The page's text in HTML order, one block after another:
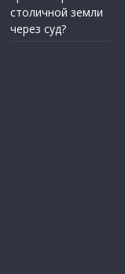
столичной земли
через суд?